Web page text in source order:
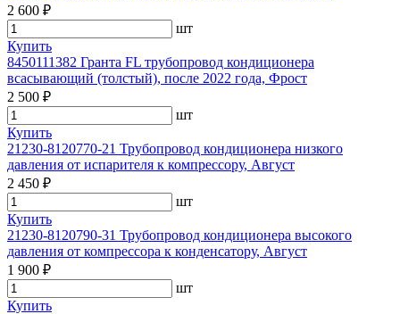
2 600 ₽
шт
Купить
8450111382 Гранта FL трубопровод кондиционера
всасывающий (толстый), после 2022 года, Фрост
2 500 ₽
шт
Купить
21230-8120770-21 Трубопровод кондиционера низкого
давления от испарителя к компрессору, Август
2 450 ₽
шт
Купить
21230-8120790-31 Трубопровод кондиционера высокого
давления от компрессора к конденсатору, Август
1 900 ₽
шт
Купить